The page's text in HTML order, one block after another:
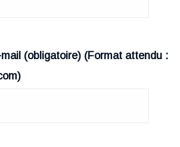
(obligatoire) (Format attendu :